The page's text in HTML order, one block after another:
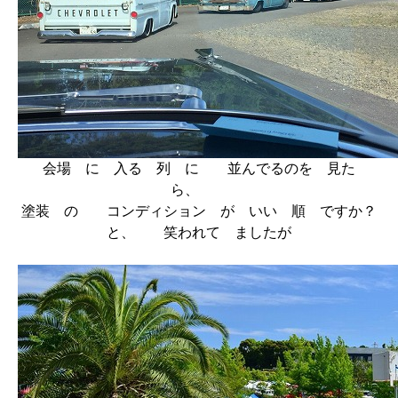
会場 に 入る 列 に 並んでるのを 見た
ら、
塗装 の コンディション が いい 順 ですか？
と、 笑われて ましたが